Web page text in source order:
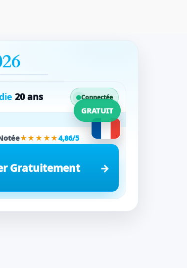
20 ans Connectée
GRATUIT
★★★★★4,86/5
Gratuitement